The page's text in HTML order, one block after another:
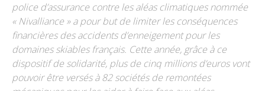
police d’assurance contre les aléas climatiques nommée
« Nivalliance » a pour but de limiter les conséquences
financières des accidents d’enneigement pour les
domaines skiables français. Cette année, grâce à ce
dispositif de solidarité, plus de cinq millions d’euros vont
pouvoir être versés à 82 sociétés de remontées